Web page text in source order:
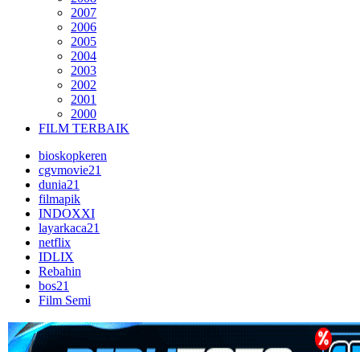
2007
2006
2005
2004
2003
2002
2001
2000
FILM TERBAIK
bioskopkeren
cgvmovie21
dunia21
filmapik
INDOXXI
layarkaca21
netflix
IDLIX
Rebahin
bos21
Film Semi